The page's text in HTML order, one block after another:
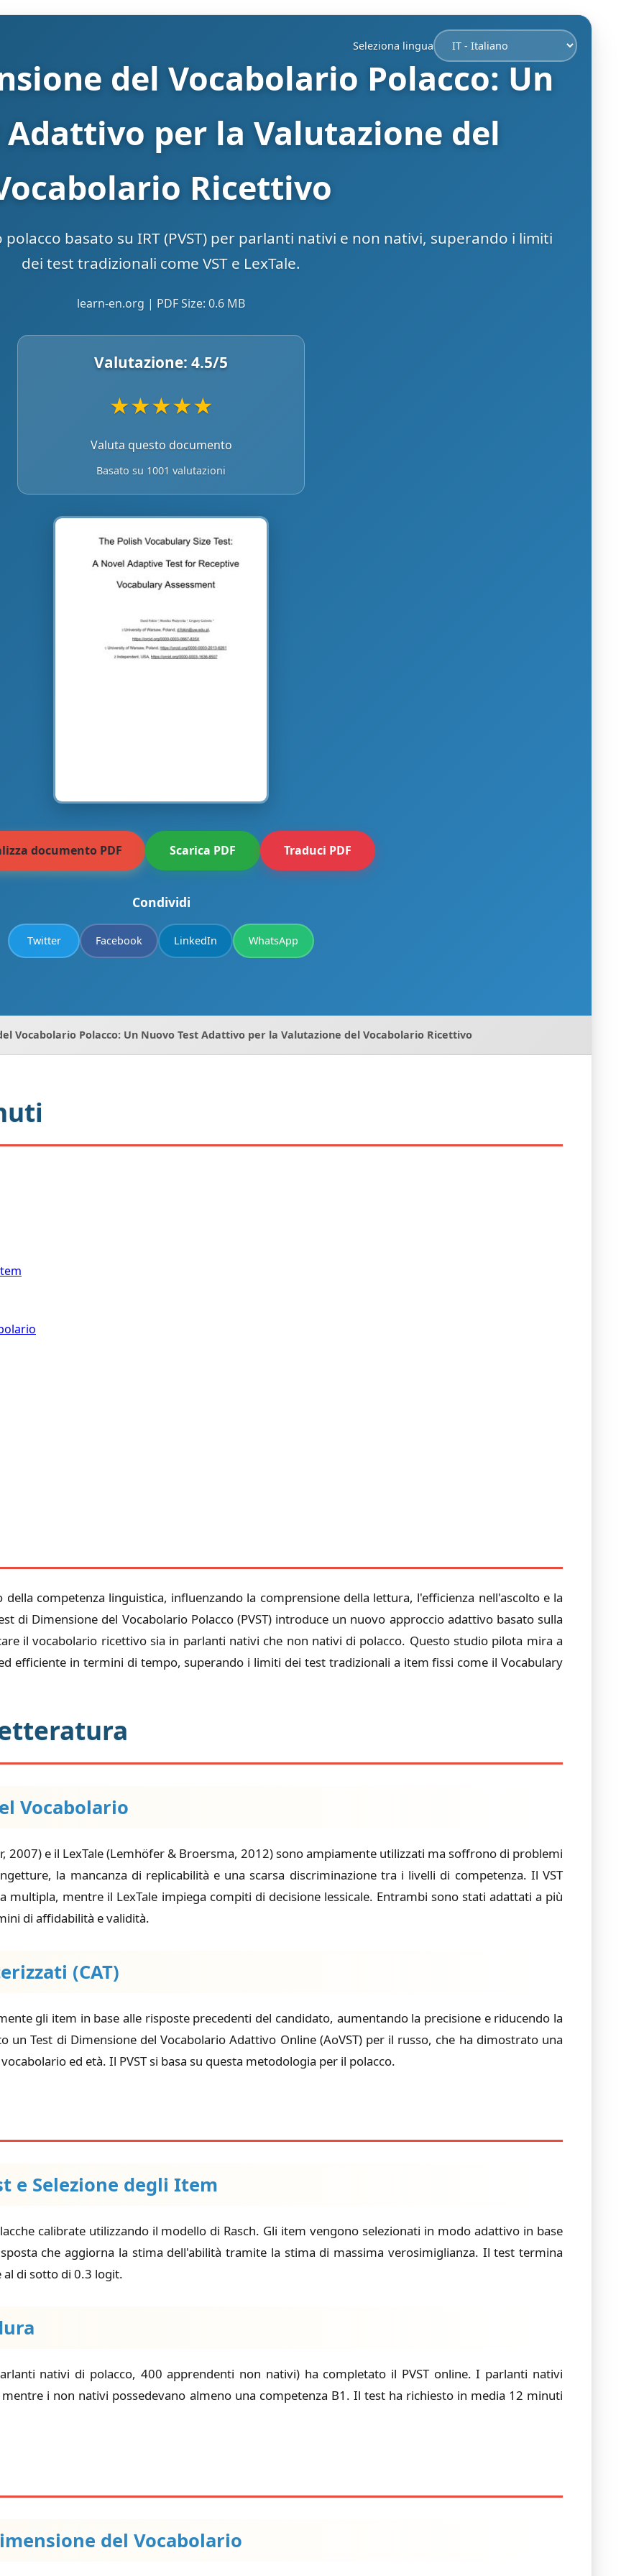
Seleziona lingua
del Vocabolario Polacco: Un
Adattivo per la Valutazione del
Ricettivo
basato su IRT (PVST) per parlanti nativi e non nativi, superando i limiti
dei test tradizionali come VST e LexTale.
learn-en.org | PDF Size: 0.6 MB
Valutazione: 4.5/5
★★★★★
Valuta questo documento
Basato su 1001 valutazioni
documento PDF Scarica PDF Traduci PDF
Condividi
Twitter Facebook LinkedIn WhatsApp
Vocabolario Polacco: Un Nuovo Test Adattivo per la Valutazione del Vocabolario Ricettivo
competenza linguistica, influenzando la comprensione della lettura, l'efficienza nell'ascolto e la
di Dimensione del Vocabolario Polacco (PVST) introduce un nuovo approccio adattivo basato sulla
il vocabolario ricettivo sia in parlanti nativi che non nativi di polacco. Questo studio pilota mira a
efficiente in termini di tempo, superando i limiti dei test tradizionali a item fissi come il Vocabulary
Vocabolario
2007) e il LexTale (Lemhöfer & Broersma, 2012) sono ampiamente utilizzati ma soffrono di problemi
la mancanza di replicabilità e una scarsa discriminazione tra i livelli di competenza. Il VST
multipla, mentre il LexTale impiega compiti di decisione lessicale. Entrambi sono stati adattati a più
di affidabilità e validità.
(CAT)
gli item in base alle risposte precedenti del candidato, aumentando la precisione e riducendo la
un Test di Dimensione del Vocabolario Adattivo Online (AoVST) per il russo, che ha dimostrato una
ed età. Il PVST si basa su questa metodologia per il polacco.
e Selezione degli Item
calibrate utilizzando il modello di Rasch. Gli item vengono selezionati in modo adattivo in base
che aggiorna la stima dell'abilità tramite la stima di massima verosimiglianza. Il test termina
di sotto di 0.3 logit.
nativi di polacco, 400 apprendenti non nativi) ha completato il PVST online. I parlanti nativi
i non nativi possedevano almeno una competenza B1. Il test ha richiesto in media 12 minuti
del Vocabolario